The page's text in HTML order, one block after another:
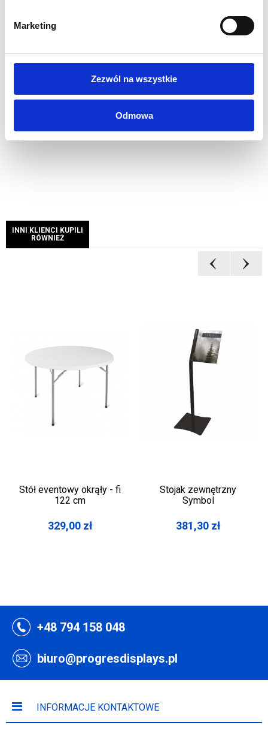
Marketing
Zezwól na wszystkie
Odmowa
Umożliwia zamontowanie plakatu w rozmiarze A1.
Waga 9 kg.
Dwustronna rama zatrzaskowa.
Profil ramki: 25 mm.
Istnieje możliwość zamówienia u nas plakatów do
oferowanego potykacza. W razie zainteresowania prosimy
o kontakt.
INNI KLIENCI KUPILI
RÓWNIEŻ
Stół eventowy okrąły - fi
122 cm
329,00 zł
Stojak zewnętrzny
Symbol
381,30 zł
+48 794 158 048
biuro@progresdisplays.pl
INFORMACJE KONTAKTOWE